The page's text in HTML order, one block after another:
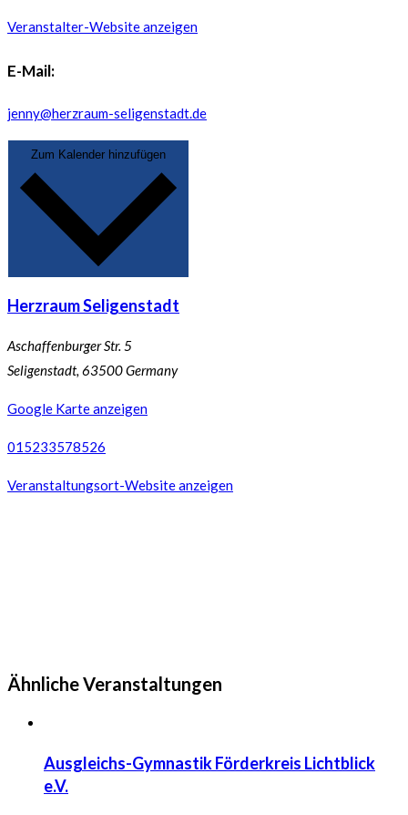
Veranstalter-Website anzeigen
E-Mail:
jenny@herzraum-seligenstadt.de
Herzraum Seligenstadt
Aschaffenburger Str. 5
Seligenstadt, 63500Germany
Google Karte anzeigen
015233578526
Veranstaltungsort-Website anzeigen
Ähnliche Veranstaltungen
Ausgleichs-Gymnastik Förderkreis Lichtblick
e.V.